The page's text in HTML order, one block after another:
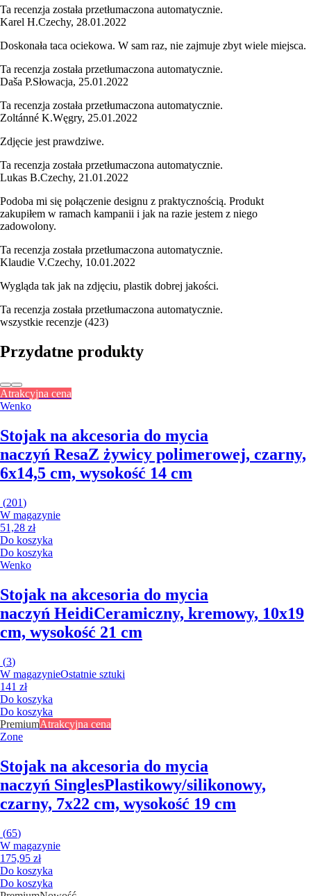
Ta recenzja została przetłumaczona automatycznie.
Karel H.Czechy, 28.01.2022
Doskonała taca ociekowa. W sam raz, nie zajmuje zbyt wiele miejsca.
Ta recenzja została przetłumaczona automatycznie.
Daša P.Słowacja, 25.01.2022
Ta recenzja została przetłumaczona automatycznie.
Zoltánné K.Węgry, 25.01.2022
Zdjęcie jest prawdziwe.
Ta recenzja została przetłumaczona automatycznie.
Lukas B.Czechy, 21.01.2022
Podoba mi się połączenie designu z praktycznością. Produkt
zakupiłem w ramach kampanii i jak na razie jestem z niego
zadowolony.
Ta recenzja została przetłumaczona automatycznie.
Klaudie V.Czechy, 10.01.2022
Wygląda tak jak na zdjęciu, plastik dobrej jakości.
Ta recenzja została przetłumaczona automatycznie.
wszystkie recenzje (423)
Przydatne produkty
Atrakcyjna cena
Wenko
Stojak na akcesoria do mycia
naczyń ResaZ żywicy polimerowej, czarny,
6x14,5 cm, wysokość 14 cm
(201)
W magazynie
51,28 zł
Do koszyka
Do koszyka
Wenko
Stojak na akcesoria do mycia
naczyń HeidiCeramiczny, kremowy, 10x19
cm, wysokość 21 cm
(3)
W magazynieOstatnie sztuki
141 zł
Do koszyka
Do koszyka
PremiumAtrakcyjna cena
Zone
Stojak na akcesoria do mycia
naczyń SinglesPlastikowy/silikonowy,
czarny, 7x22 cm, wysokość 19 cm
(65)
W magazynie
175,95 zł
Do koszyka
Do koszyka